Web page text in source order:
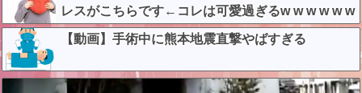
レスがこちらです←コレは可愛過ぎるw w w w w w
w w
【動画】手術中に熊本地震直撃やばすぎる